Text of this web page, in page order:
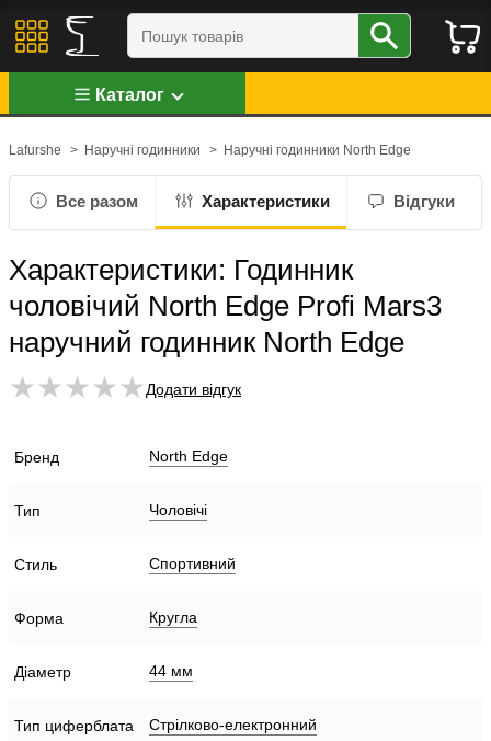
Каталог
Lafurshe > Наручні годинники > Наручні годинники North Edge
Все разом Характеристики Відгуки
Характеристики: Годинник
чоловічий North Edge Profi Mars3
наручний годинник North Edge
Додати відгук
Бренд North Edge
Тип Чоловічі
Стиль Спортивний
Форма Кругла
Діаметр 44 мм
Тип циферблата Стрілково-електронний